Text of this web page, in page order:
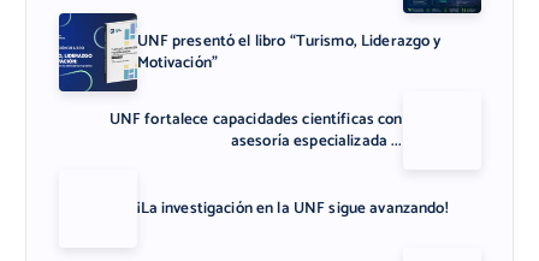
UNF presentó el libro “Turismo, Liderazgo y
Motivación”
UNF fortalece capacidades científicas con
asesoría especializada ...
¡La investigación en la UNF sigue avanzando!